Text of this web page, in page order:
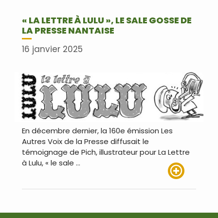
« LA LETTRE À LULU », LE SALE GOSSE DE
LA PRESSE NANTAISE
16 janvier 2025
En décembre dernier, la 160e émission Les
Autres Voix de la Presse diffusait le
témoignage de Pich, illustrateur pour La Lettre
à Lulu, « le sale …